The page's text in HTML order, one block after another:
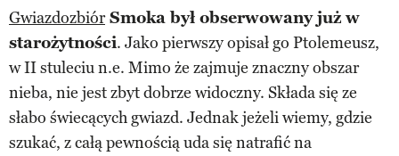
GwiazdozbiórSmoka był obserwowany już w
starożytności. Jako pierwszy opisał go Ptolemeusz,
w II stuleciu n.e. Mimo że zajmuje znaczny obszar
nieba, nie jest zbyt dobrze widoczny. Składa się ze
słabo świecących gwiazd. Jednak jeżeli wiemy, gdzie
szukać, z całą pewnością uda się natrafić na